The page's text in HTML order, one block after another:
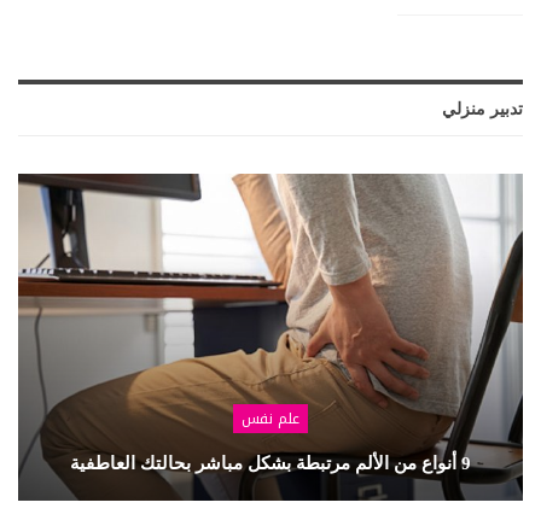
تدبير منزلي
علم نفس
9 أنواع من الألم مرتبطة بشكل مباشر بحالتك العاطفية